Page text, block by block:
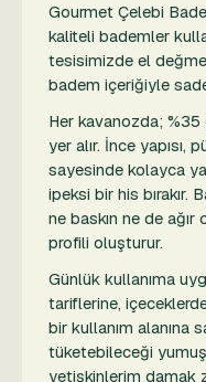
Gourmet Çelebi
kaliteli bademler
tesisimizde el
badem içeriğiyle
Her kavanozda;
yer alır. İnce yapısı,
sayesinde kolayca
ipeksi bir his bırakır.
ne baskın ne de
profili oluşturur.
Günlük kullanıma
tariflerine,
bir kullanım alanına
tüketebileceği
yetişkinlerim damak